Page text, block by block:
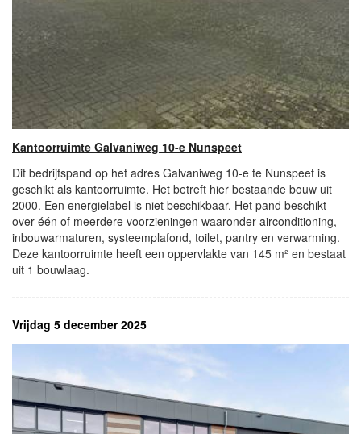
Kantoorruimte Galvaniweg 10-e Nunspeet
Dit bedrijfspand op het adres Galvaniweg 10-e te Nunspeet is
geschikt als kantoorruimte. Het betreft hier bestaande bouw uit
2000. Een energielabel is niet beschikbaar. Het pand beschikt
over één of meerdere voorzieningen waaronder airconditioning,
inbouwarmaturen, systeemplafond, toilet, pantry en verwarming.
Deze kantoorruimte heeft een oppervlakte van 145 m² en bestaat
uit 1 bouwlaag.
Vrijdag 5 december 2025